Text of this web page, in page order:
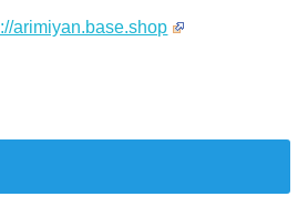
arimiyan.base.shop